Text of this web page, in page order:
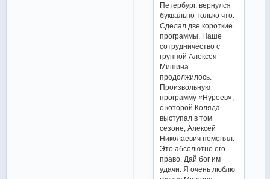
Петербург, вернулся
буквально только что.
Сделал две короткие
программы. Наше
сотрудничество с
группой Алексея
Мишина
продолжилось.
Произвольную
программу «Нуреев»,
с которой Коляда
выступал в том
сезоне, Алексей
Николаевич поменял.
Это абсолютно его
право. Дай бог им
удачи. Я очень люблю